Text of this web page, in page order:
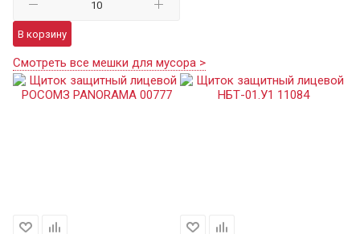
В корзину
Смотреть все мешки для мусора >